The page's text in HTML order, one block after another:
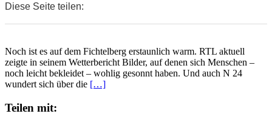
Diese Seite teilen:
Noch ist es auf dem Fichtelberg erstaunlich warm. RTL aktuell
zeigte in seinem Wetterbericht Bilder, auf denen sich Menschen –
noch leicht bekleidet – wohlig gesonnt haben. Und auch N 24
wundert sich über die […]
Teilen mit: